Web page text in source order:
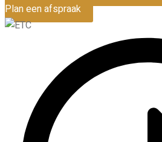
Plan een afspraak